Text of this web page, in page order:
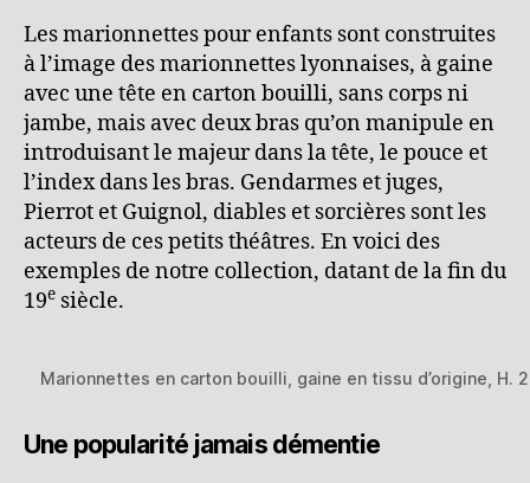
Les marionnettes pour enfants sont construites
à l’image des marionnettes lyonnaises, à gaine
avec une tête en carton bouilli, sans corps ni
jambe, mais avec deux bras qu’on manipule en
introduisant le majeur dans la tête, le pouce et
l’index dans les bras. Gendarmes et juges,
Pierrot et Guignol, diables et sorcières sont les
acteurs de ces petits théâtres. En voici des
exemples de notre collection, datant de la fin du
19e siècle.
Marionnettes en carton bouilli, gaine en tissu d’origine, H.
Une popularité jamais démentie